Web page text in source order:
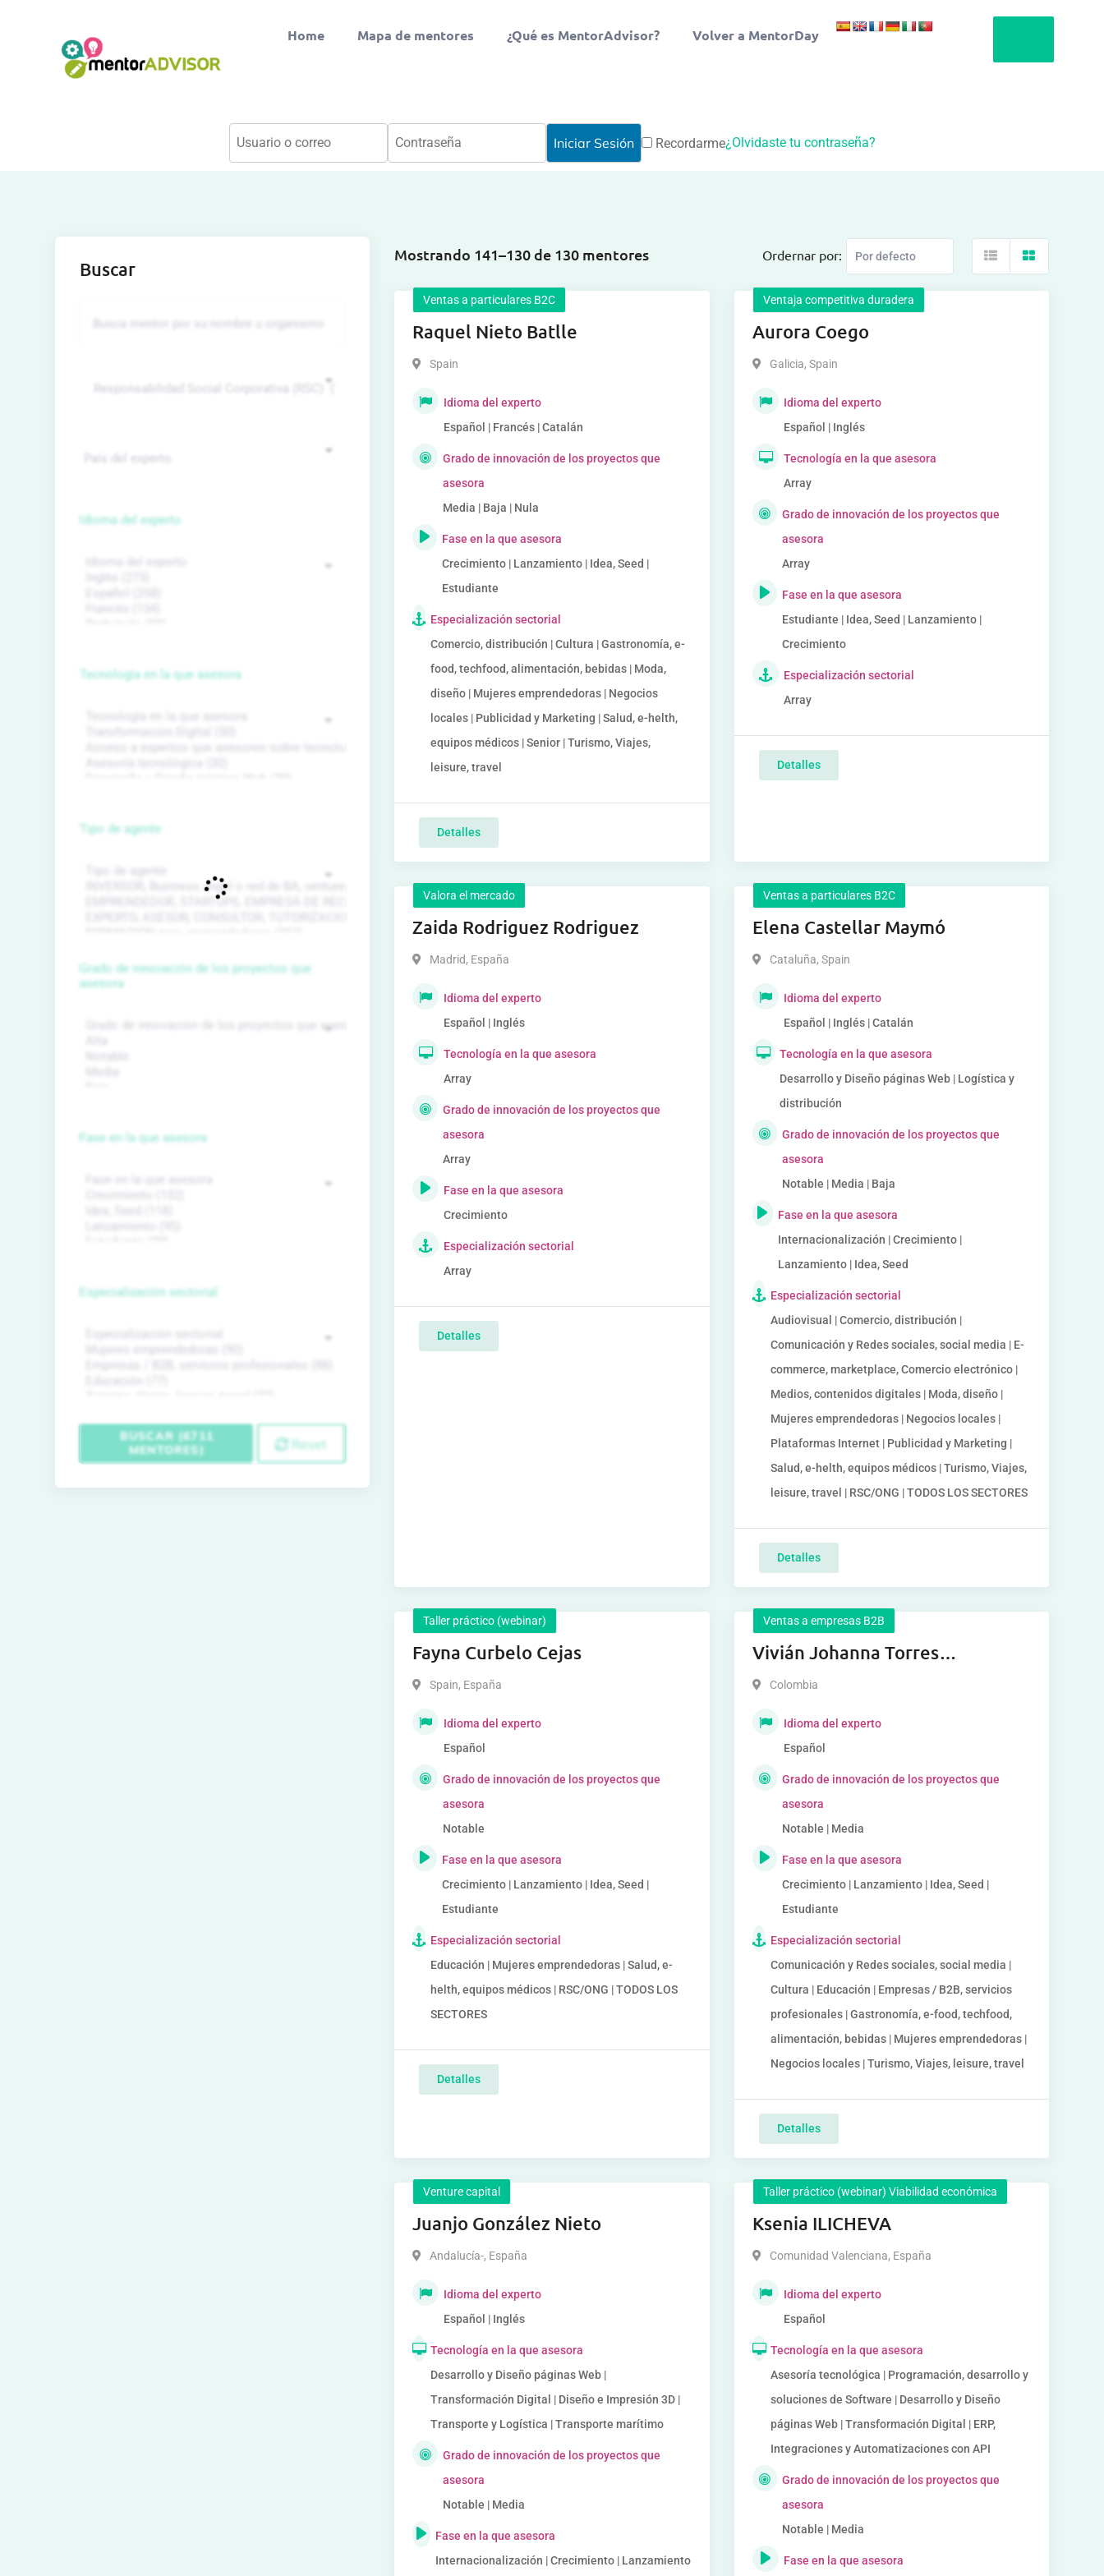
Home Mapa de mentores ¿Qué es MentorAdvisor? Volver a MentorDay
Recordarme¿Olvidaste tu contraseña?
Mostrando 141–130 de 130 mentores Ordernar por:
Ventas a particulares B2C
Raquel Nieto Batlle
Spain
Idioma del experto
Español | Francés | Catalán
Grado de innovación de los proyectos que
asesora
Media | Baja | Nula
Fase en la que asesora
Crecimiento | Lanzamiento | Idea, Seed |
Estudiante
Especialización sectorial
Comercio, distribución | Cultura | Gastronomía, e-
food, techfood, alimentación, bebidas | Moda,
diseño | Mujeres emprendedoras | Negocios
locales | Publicidad y Marketing | Salud, e-helth,
equipos médicos | Senior | Turismo, Viajes,
leisure, travel
Detalles
Ventaja competitiva duradera
Aurora Coego
Galicia, Spain
Idioma del experto
Español | Inglés
Tecnología en la que asesora
Array
Grado de innovación de los proyectos que
asesora
Array
Fase en la que asesora
Estudiante | Idea, Seed | Lanzamiento |
Crecimiento
Especialización sectorial
Array
Detalles
Valora el mercado
Zaida Rodriguez Rodriguez
Madrid, España
Idioma del experto
Español | Inglés
Tecnología en la que asesora
Array
Grado de innovación de los proyectos que
asesora
Array
Fase en la que asesora
Crecimiento
Especialización sectorial
Array
Detalles
Ventas a particulares B2C
Elena Castellar Maymó
Cataluña, Spain
Idioma del experto
Español | Inglés | Catalán
Tecnología en la que asesora
Desarrollo y Diseño páginas Web | Logística y
distribución
Grado de innovación de los proyectos que
asesora
Notable | Media | Baja
Fase en la que asesora
Internacionalización | Crecimiento |
Lanzamiento | Idea, Seed
Especialización sectorial
Audiovisual | Comercio, distribución |
Comunicación y Redes sociales, social media | E-
commerce, marketplace, Comercio electrónico |
Medios, contenidos digitales | Moda, diseño |
Mujeres emprendedoras | Negocios locales |
Plataformas Internet | Publicidad y Marketing |
Salud, e-helth, equipos médicos | Turismo, Viajes,
leisure, travel | RSC/ONG | TODOS LOS SECTORES
Detalles
Taller práctico (webinar)
Fayna Curbelo Cejas
Spain, España
Idioma del experto
Español
Grado de innovación de los proyectos que
asesora
Notable
Fase en la que asesora
Crecimiento | Lanzamiento | Idea, Seed |
Estudiante
Especialización sectorial
Educación | Mujeres emprendedoras | Salud, e-
helth, equipos médicos | RSC/ONG | TODOS LOS
SECTORES
Detalles
Ventas a empresas B2B
Vivián Johanna Torres
Fernández
Colombia
Idioma del experto
Español
Grado de innovación de los proyectos que
asesora
Notable | Media
Fase en la que asesora
Crecimiento | Lanzamiento | Idea, Seed |
Estudiante
Especialización sectorial
Comunicación y Redes sociales, social media |
Cultura | Educación | Empresas / B2B, servicios
profesionales | Gastronomía, e-food, techfood,
alimentación, bebidas | Mujeres emprendedoras |
Negocios locales | Turismo, Viajes, leisure, travel
Detalles
Venture capital
Juanjo González Nieto
Andalucía-, España
Idioma del experto
Español | Inglés
Tecnología en la que asesora
Desarrollo y Diseño páginas Web |
Transformación Digital | Diseño e Impresión 3D |
Transporte y Logística | Transporte marítimo
Grado de innovación de los proyectos que
asesora
Notable | Media
Fase en la que asesora
Internacionalización | Crecimiento | Lanzamiento
Taller práctico (webinar) Viabilidad económica
Ksenia ILICHEVA
Comunidad Valenciana, España
Idioma del experto
Español
Tecnología en la que asesora
Asesoría tecnológica | Programación, desarrollo y
soluciones de Software | Desarrollo y Diseño
páginas Web | Transformación Digital | ERP,
Integraciones y Automatizaciones con API
Grado de innovación de los proyectos que
asesora
Notable | Media
Fase en la que asesora
Buscar
Idioma del experto
Tecnología en la que asesora
Tipo de agente
Grado de innovación de los proyectos que
asesora
Fase en la que asesora
Especialización sectorial
BUSCAR (6711
MENTORES)
Reset